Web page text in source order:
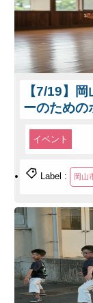
【7/19】
ーのための
イベント
Label : 岡山